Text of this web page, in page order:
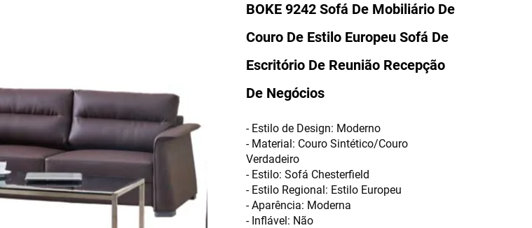
BOKE 9242 Sofá De Mobiliário De
Couro De Estilo Europeu Sofá De
Escritório De Reunião Recepção
De Negócios
- Estilo de Design: Moderno
- Material: Couro Sintético/Couro
Verdadeiro
- Estilo: Sofá Chesterfield
- Estilo Regional: Estilo Europeu
- Aparência: Moderna
- Inflável: Não